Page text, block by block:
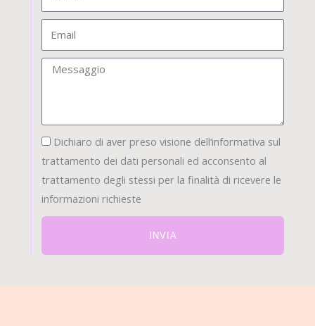
Messaggio
privacy1
Dichiaro di aver preso visione dell’informativa sul
trattamento dei dati personali ed acconsento al
trattamento degli stessi per la finalità di ricevere le
informazioni richieste
INVIA